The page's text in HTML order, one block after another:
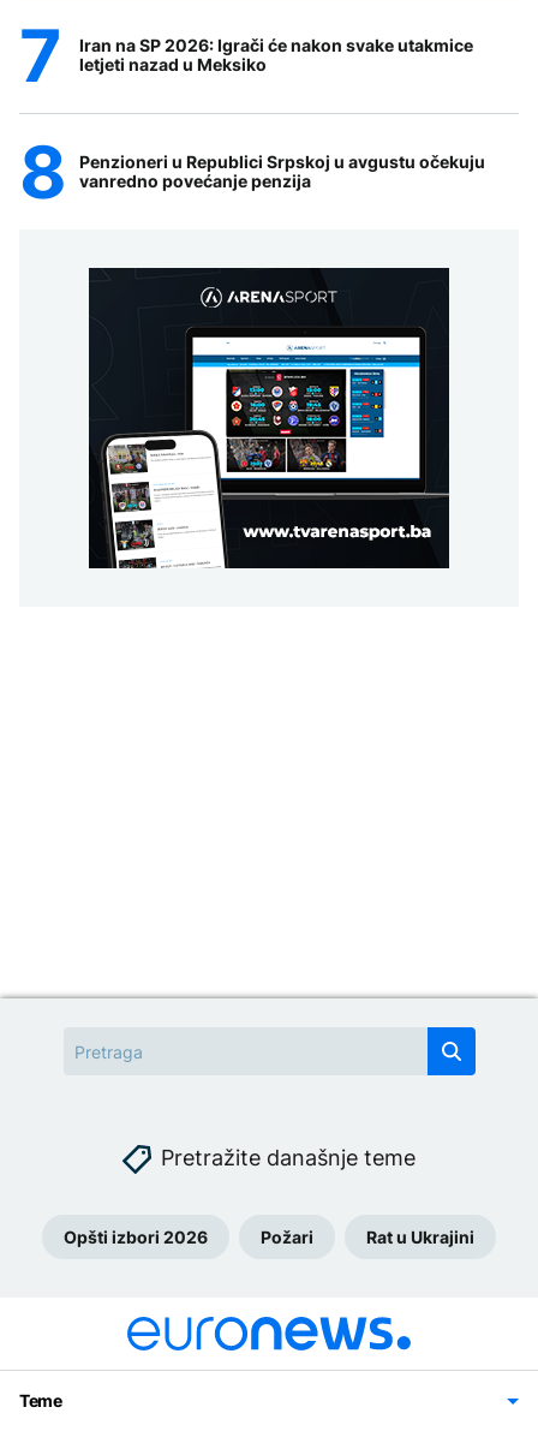
Iran na SP 2026: Igrači će nakon svake utakmice
letjeti nazad u Meksiko
Penzioneri u Republici Srpskoj u avgustu očekuju
vanredno povećanje penzija
Pretražite današnje teme
Opšti izbori 2026 Požari Rat u Ukrajini
Teme